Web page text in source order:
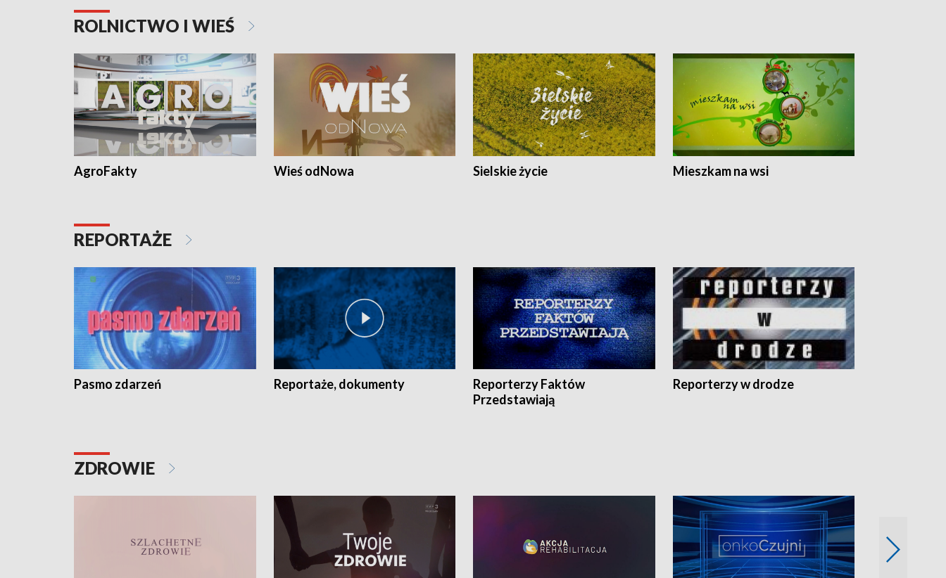
ROLNICTWO I WIEŚ
AgroFakty Wieś odNowa Sielskie życie Mieszkam na wsi
REPORTAŻE
Pasmo zdarzeń Reportaże, dokumenty
Reporterzy Faktów
Przedstawiają
Reporterzy w drodze
ZDROWIE